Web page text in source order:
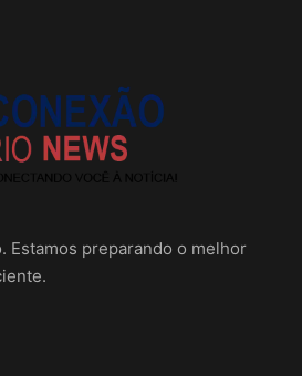
Estamos preparando o melhor